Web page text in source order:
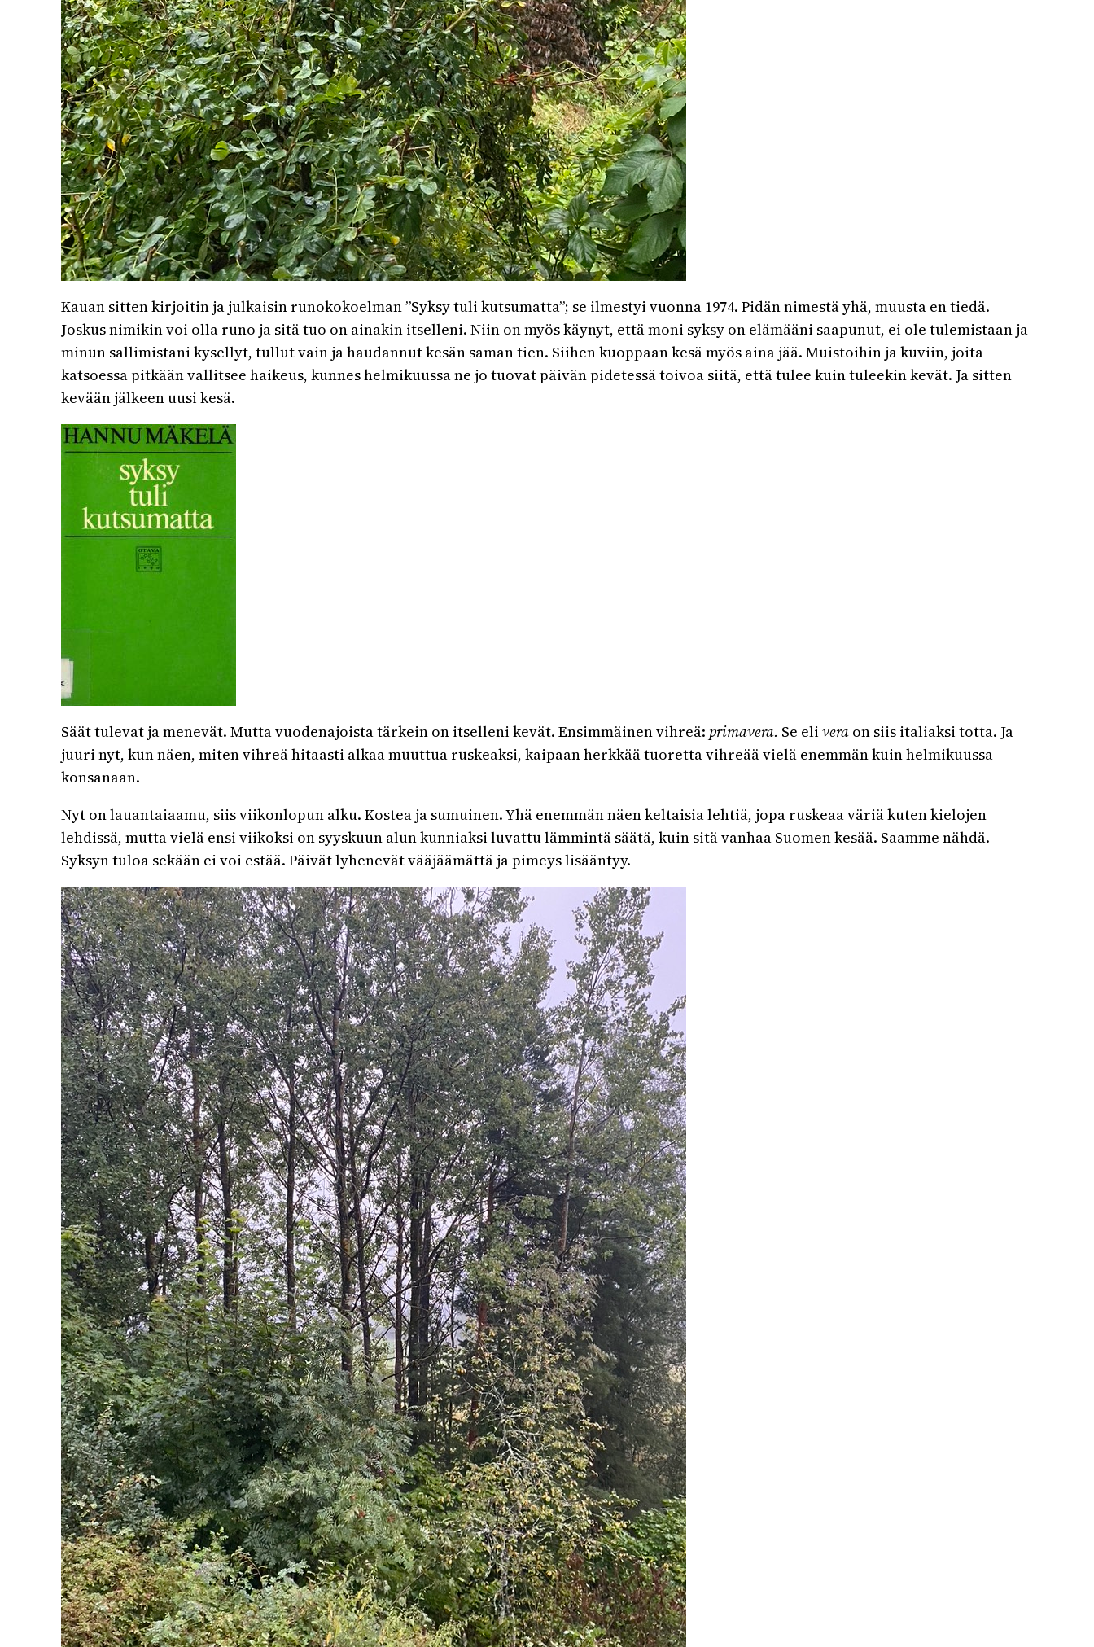
Kauan sitten kirjoitin ja julkaisin runokokoelman ”Syksy tuli kutsumatta”; se ilmestyi vuonna 1974. Pidän nimestä yhä, muusta en tiedä.
Joskus nimikin voi olla runo ja sitä tuo on ainakin itselleni. Niin on myös käynyt, että moni syksy on elämääni saapunut, ei ole tulemistaan ja
minun sallimistani kysellyt, tullut vain ja haudannut kesän saman tien. Siihen kuoppaan kesä myös aina jää. Muistoihin ja kuviin, joita
katsoessa pitkään vallitsee haikeus, kunnes helmikuussa ne jo tuovat päivän pidetessä toivoa siitä, että tulee kuin tuleekin kevät. Ja sitten
kevään jälkeen uusi kesä.
Säät tulevat ja menevät. Mutta vuodenajoista tärkein on itselleni kevät. Ensimmäinen vihreä: primavera. Se elivera on siis italiaksi totta. Ja
juuri nyt, kun näen, miten vihreä hitaasti alkaa muuttua ruskeaksi, kaipaan herkkää tuoretta vihreää vielä enemmän kuin helmikuussa
konsanaan.
Nyt on lauantaiaamu, siis viikonlopun alku. Kostea ja sumuinen. Yhä enemmän näen keltaisia lehtiä, jopa ruskeaa väriä kuten kielojen
lehdissä, mutta vielä ensi viikoksi on syyskuun alun kunniaksi luvattu lämmintä säätä, kuin sitä vanhaa Suomen kesää. Saamme nähdä.
Syksyn tuloa sekään ei voi estää. Päivät lyhenevät vääjäämättä ja pimeys lisääntyy.